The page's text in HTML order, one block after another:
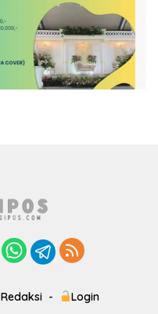
Redaksi
Login